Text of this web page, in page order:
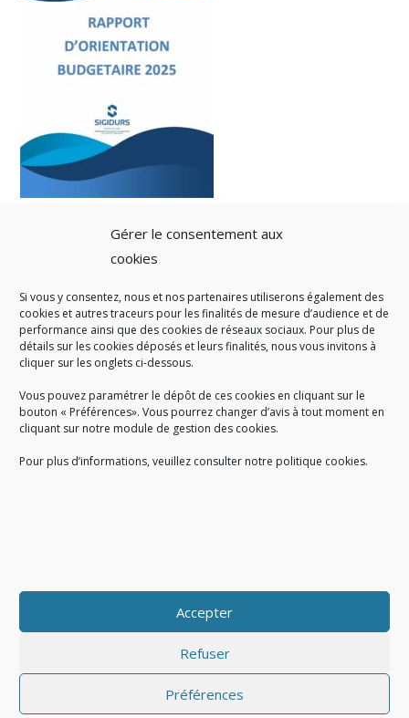
Gérer le consentement aux
cookies
Si vous y consentez, nous et nos partenaires utiliserons également des
cookies et autres traceurs pour les finalités de mesure d’audience et de
performance ainsi que des cookies de réseaux sociaux. Pour plus de
détails sur les cookies déposés et leurs finalités, nous vous invitons à
cliquer sur les onglets ci-dessous.
Vous pouvez paramétrer le dépôt de ces cookies en cliquant sur le
bouton « Préférences». Vous pourrez changer d’avis à tout moment en
cliquant sur notre module de gestion des cookies.
Pour plus d’informations, veuillez consulter notre politique cookies.
Accepter
Refuser
Préférences
A SAVOIR
Créé en 1978, le Sigidurs est un établissement public quiexerce
des missions de service public : la prévention, la collecte et la
valorisation des déchets ménagers et assimilés produits par son
territoire.
Accueil du public :
Gestion des cookies|